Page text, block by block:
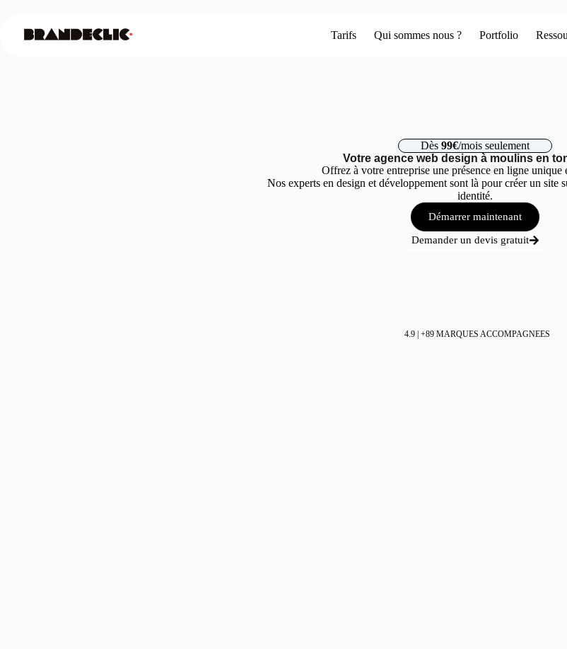
Tarifs Qui sommes nous ? Portfolio
Dès 99€/mois seulement
Votre agence web design à moulins en
Offrez à votre entreprise une présence en ligne unique
Nos experts en design et développement sont là pour créer un site
identité.
Démarrer maintenant
Demander un devis gratuit
4.9 | +89 MARQUES ACCOMPAGNEES